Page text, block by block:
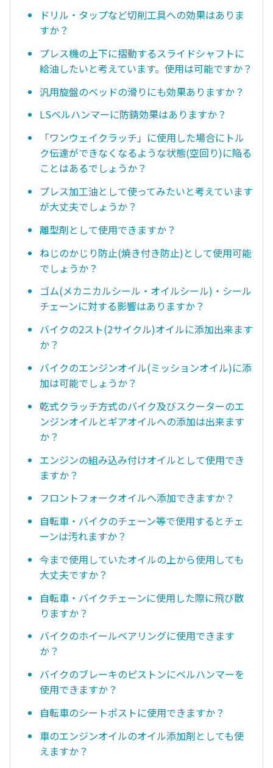
ドリル・タップなど切削工具への効果はありま
すか？
プレス機の上下に摺動するスライドシャフトに
給油したいと考えています。使用は可能ですか？
汎用旋盤のベッドの滑りにも効果ありますか？
LSベルハンマーに防錆効果はありますか？
「ワンウェイクラッチ」に使用した場合にトル
ク伝達ができなくなるような状態(空回り)に陥る
ことはあるでしょうか？
プレス加工油として使ってみたいと考えています
が大丈夫でしょうか？
離型剤として使用できますか？
ねじのかじり防止(焼き付き防止)として使用可能
でしょうか？
ゴム(メカニカルシール・オイルシール)・シール
チェーンに対する影響はありますか？
バイクの2スト(2サイクル)オイルに添加出来ます
か？
バイクのエンジンオイル(ミッションオイル)に添
加は可能でしょうか？
乾式クラッチ方式のバイク及びスクーターのエ
ンジンオイルとギアオイルへの添加は出来ます
か？
エンジンの組み込み付けオイルとして使用でき
ますか？
フロントフォークオイルへ添加できますか？
自転車・バイクのチェーン等で使用するとチェ
ーンは汚れますか？
今まで使用していたオイルの上から使用しても
大丈夫ですか？
自転車・バイクチェーンに使用した際に飛び散
りますか？
バイクのホイールベアリングに使用できます
か？
バイクのブレーキのピストンにベルハンマーを
使用できますか？
自転車のシートポストに使用できますか？
車のエンジンオイルのオイル添加剤としても使
えますか？